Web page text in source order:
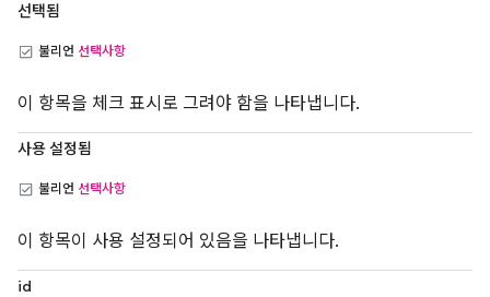
선택됨
불리언 선택사항
이 항목을 체크 표시로 그려야 함을 나타냅니다.
사용 설정됨
불리언 선택사항
이 항목이 사용 설정되어 있음을 나타냅니다.
id